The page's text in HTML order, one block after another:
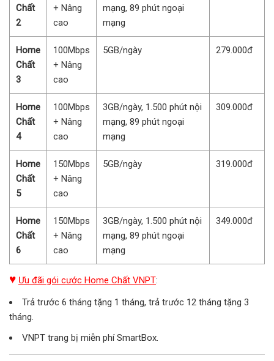
Chất
2
+ Nâng
cao
mạng, 89 phút ngoại
mạng
Home
Chất
3
100Mbps
+ Nâng
cao
5GB/ngày 279.000đ
Home
Chất
4
100Mbps
+ Nâng
cao
3GB/ngày, 1.500 phút nội
mạng, 89 phút ngoại
mạng
309.000đ
Home
Chất
5
150Mbps
+ Nâng
cao
5GB/ngày 319.000đ
Home
Chất
6
150Mbps
+ Nâng
cao
3GB/ngày, 1.500 phút nội
mạng, 89 phút ngoại
mạng
349.000đ
♥ Ưu đãi gói cước Home Chất VNPT:
Trả trước 6 tháng tặng 1 tháng, trả trước 12 tháng tặng 3
tháng.
VNPT trang bị miễn phí SmartBox.